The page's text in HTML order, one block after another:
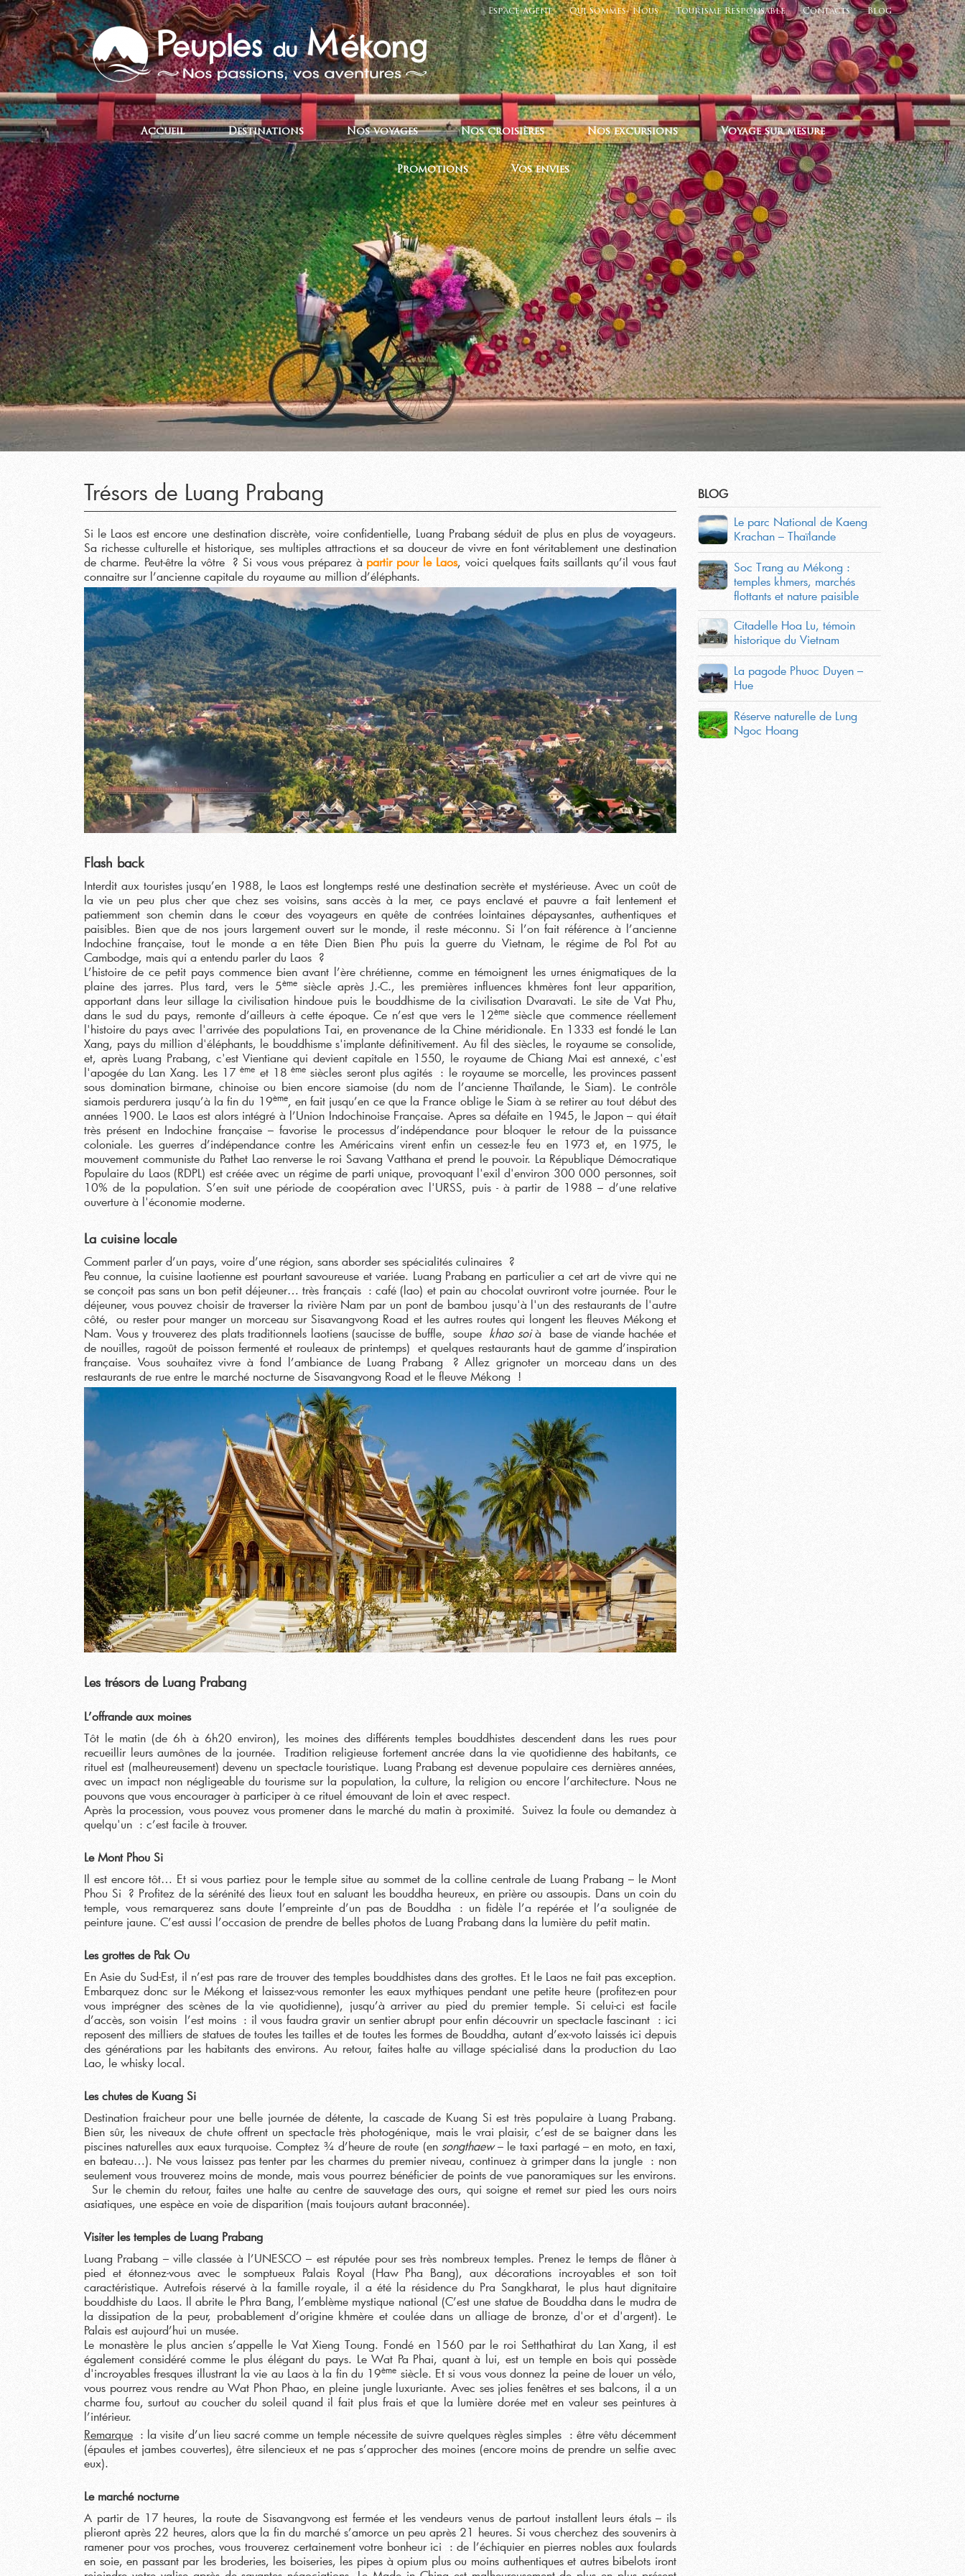
Espace Agent Qui Sommes- Nous Tourisme Responsable Contacts Blog
Accueil Destinations Nos voyages Nos croisières Nos excursions Voyage sur mesure
Promotions Vos envies
Trésors de Luang Prabang
Si le Laos est encore une destination discrète, voire confidentielle, Luang Prabang séduit de plus en plus de voyageurs.
Sa richesse culturelle et historique, ses multiples attractions et sa douceur de vivre en font véritablement une destination
de charme. Peut-être la vôtre ? Si vous vous préparez à partir pour le Laos, voici quelques faits saillants qu’il vous faut
connaitre sur l’ancienne capitale du royaume au million d’éléphants.
Flash back
Interdit aux touristes jusqu’en 1988, le Laos est longtemps resté une destination secrète et mystérieuse. Avec un coût de
la vie un peu plus cher que chez ses voisins, sans accès à la mer, ce pays enclavé et pauvre a fait lentement et
patiemment son chemin dans le cœur des voyageurs en quête de contrées lointaines dépaysantes, authentiques et
paisibles. Bien que de nos jours largement ouvert sur le monde, il reste méconnu. Si l’on fait référence à l’ancienne
Indochine française, tout le monde a en tête Dien Bien Phu puis la guerre du Vietnam, le régime de Pol Pot au
Cambodge, mais qui a entendu parler du Laos ?
L’histoire de ce petit pays commence bien avant l’ère chrétienne, comme en témoignent les urnes énigmatiques de la
plaine des jarres. Plus tard, vers le 5ème siècle après J.-C., les premières influences khmères font leur apparition,
apportant dans leur sillage la civilisation hindoue puis le bouddhisme de la civilisation Dvaravati. Le site de Vat Phu,
dans le sud du pays, remonte d’ailleurs à cette époque. Ce n’est que vers le 12ème siècle que commence réellement
l'histoire du pays avec l'arrivée des populations Tai, en provenance de la Chine méridionale. En 1333 est fondé le Lan
Xang, pays du million d'éléphants, le bouddhisme s'implante définitivement. Au fil des siècles, le royaume se consolide,
et, après Luang Prabang, c'est Vientiane qui devient capitale en 1550, le royaume de Chiang Mai est annexé, c'est
l'apogée du Lan Xang. Les 17 ème et 18 ème siècles seront plus agités : le royaume se morcelle, les provinces passent
sous domination birmane, chinoise ou bien encore siamoise (du nom de l’ancienne Thaïlande, le Siam). Le contrôle
siamois perdurera jusqu’à la fin du 19ème, en fait jusqu’en ce que la France oblige le Siam à se retirer au tout début des
années 1900. Le Laos est alors intégré à l’Union Indochinoise Française. Apres sa défaite en 1945, le Japon – qui était
très présent en Indochine française – favorise le processus d’indépendance pour bloquer le retour de la puissance
coloniale. Les guerres d’indépendance contre les Américains virent enfin un cessez-le feu en 1973 et, en 1975, le
mouvement communiste du Pathet Lao renverse le roi Savang Vatthana et prend le pouvoir. La République Démocratique
Populaire du Laos (RDPL) est créée avec un régime de parti unique, provoquant l'exil d'environ 300 000 personnes, soit
10% de la population. S’en suit une période de coopération avec l'URSS, puis - à partir de 1988 – d’une relative
ouverture à l'économie moderne.
La cuisine locale
Comment parler d’un pays, voire d’une région, sans aborder ses spécialités culinaires ?
Peu connue, la cuisine laotienne est pourtant savoureuse et variée. Luang Prabang en particulier a cet art de vivre qui ne
se conçoit pas sans un bon petit déjeuner… très français : café (lao) et pain au chocolat ouvriront votre journée. Pour le
déjeuner, vous pouvez choisir de traverser la rivière Nam par un pont de bambou jusqu'à l'un des restaurants de l'autre
côté, ou rester pour manger un morceau sur Sisavangvong Road et les autres routes qui longent les fleuves Mékong et
Nam. Vous y trouverez des plats traditionnels laotiens (saucisse de buffle, soupe khao soià base de viande hachée et
de nouilles, ragoût de poisson fermenté et rouleaux de printemps) et quelques restaurants haut de gamme d’inspiration
française. Vous souhaitez vivre à fond l’ambiance de Luang Prabang ? Allez grignoter un morceau dans un des
restaurants de rue entre le marché nocturne de Sisavangvong Road et le fleuve Mékong !
Les trésors de Luang Prabang
L’offrande aux moines
Tôt le matin (de 6h à 6h20 environ), les moines des différents temples bouddhistes descendent dans les rues pour
recueillir leurs aumônes de la journée. Tradition religieuse fortement ancrée dans la vie quotidienne des habitants, ce
rituel est (malheureusement) devenu un spectacle touristique. Luang Prabang est devenue populaire ces dernières années,
avec un impact non négligeable du tourisme sur la population, la culture, la religion ou encore l’architecture. Nous ne
pouvons que vous encourager à participer à ce rituel émouvant de loin et avec respect.
Après la procession, vous pouvez vous promener dans le marché du matin à proximité. Suivez la foule ou demandez à
quelqu'un : c’est facile à trouver.
Le Mont Phou Si
Il est encore tôt… Et si vous partiez pour le temple situe au sommet de la colline centrale de Luang Prabang – le Mont
Phou Si ? Profitez de la sérénité des lieux tout en saluant les bouddha heureux, en prière ou assoupis. Dans un coin du
temple, vous remarquerez sans doute l’empreinte d’un pas de Bouddha : un fidèle l’a repérée et l’a soulignée de
peinture jaune. C’est aussi l’occasion de prendre de belles photos de Luang Prabang dans la lumière du petit matin.
Les grottes de Pak Ou
En Asie du Sud-Est, il n’est pas rare de trouver des temples bouddhistes dans des grottes. Et le Laos ne fait pas exception.
Embarquez donc sur le Mékong et laissez-vous remonter les eaux mythiques pendant une petite heure (profitez-en pour
vous imprégner des scènes de la vie quotidienne), jusqu’à arriver au pied du premier temple. Si celui-ci est facile
d’accès, son voisin l’est moins : il vous faudra gravir un sentier abrupt pour enfin découvrir un spectacle fascinant : ici
reposent des milliers de statues de toutes les tailles et de toutes les formes de Bouddha, autant d’ex-voto laissés ici depuis
des générations par les habitants des environs. Au retour, faites halte au village spécialisé dans la production du Lao
Lao, le whisky local.
Les chutes de Kuang Si
Destination fraicheur pour une belle journée de détente, la cascade de Kuang Si est très populaire à Luang Prabang.
Bien sûr, les niveaux de chute offrent un spectacle très photogénique, mais le vrai plaisir, c’est de se baigner dans les
piscines naturelles aux eaux turquoise. Comptez ¾ d’heure de route (en songthaew– le taxi partagé – en moto, en taxi,
en bateau…). Ne vous laissez pas tenter par les charmes du premier niveau, continuez à grimper dans la jungle : non
seulement vous trouverez moins de monde, mais vous pourrez bénéficier de points de vue panoramiques sur les environs.
Sur le chemin du retour, faites une halte au centre de sauvetage des ours, qui soigne et remet sur pied les ours noirs
asiatiques, une espèce en voie de disparition (mais toujours autant braconnée).
Visiter les temples de Luang Prabang
Luang Prabang – ville classée à l’UNESCO – est réputée pour ses très nombreux temples. Prenez le temps de flâner à
pied et étonnez-vous avec le somptueux Palais Royal (Haw Pha Bang), aux décorations incroyables et son toit
caractéristique. Autrefois réservé à la famille royale, il a été la résidence du Pra Sangkharat, le plus haut dignitaire
bouddhiste du Laos. Il abrite le Phra Bang, l’emblème mystique national (C’est une statue de Bouddha dans le mudra de
la dissipation de la peur, probablement d’origine khmère et coulée dans un alliage de bronze, d'or et d'argent). Le
Palais est aujourd’hui un musée.
Le monastère le plus ancien s’appelle le Vat Xieng Toung. Fondé en 1560 par le roi Setthathirat du Lan Xang, il est
également considéré comme le plus élégant du pays. Le Wat Pa Phai, quant à lui, est un temple en bois qui possède
d'incroyables fresques illustrant la vie au Laos à la fin du 19ème siècle. Et si vous vous donnez la peine de louer un vélo,
vous pourrez vous rendre au Wat Phon Phao, en pleine jungle luxuriante. Avec ses jolies fenêtres et ses balcons, il a un
charme fou, surtout au coucher du soleil quand il fait plus frais et que la lumière dorée met en valeur ses peintures à
l’intérieur.
Remarque : la visite d’un lieu sacré comme un temple nécessite de suivre quelques règles simples : être vêtu décemment
(épaules et jambes couvertes), être silencieux et ne pas s’approcher des moines (encore moins de prendre un selfie avec
eux).
Le marché nocturne
A partir de 17 heures, la route de Sisavangvong est fermée et les vendeurs venus de partout installent leurs étals – ils
plieront après 22 heures, alors que la fin du marché s’amorce un peu après 21 heures. Si vous cherchez des souvenirs à
ramener pour vos proches, vous trouverez certainement votre bonheur ici : de l’échiquier en pierres nobles aux foulards
en soie, en passant par les broderies, les boiseries, les pipes à opium plus ou moins authentiques et autres bibelots iront
BLOG
Le parc National de Kaeng
Krachan – Thaïlande
Soc Trang au Mékong :
temples khmers, marchés
flottants et nature paisible
Citadelle Hoa Lu, témoin
historique du Vietnam
La pagode Phuoc Duyen –
Hue
Réserve naturelle de Lung
Ngoc Hoang